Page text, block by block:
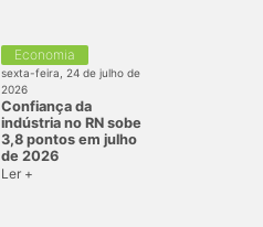
Economia
sexta-feira, 24 de julho de
2026
Confiança da
indústria no RN sobe
3,8 pontos em julho
de 2026
Ler +